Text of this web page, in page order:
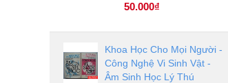
50.000₫
Khoa Học Cho Mọi Người -
Công Nghệ Vi Sinh Vật -
Âm Sinh Học Lý Thú